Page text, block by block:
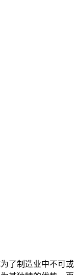
了制造业中不可或